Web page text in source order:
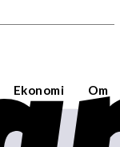
Ekonomi Om